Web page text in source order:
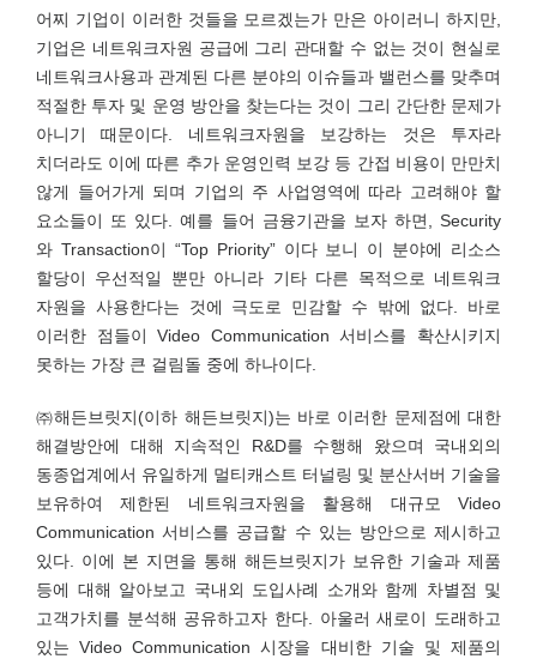
어찌 기업이 이러한 것들을 모르겠는가 만은 아이러니 하지만,
기업은 네트워크자원 공급에 그리 관대할 수 없는 것이 현실로
네트워크사용과 관계된 다른 분야의 이슈들과 밸런스를 맞추며
적절한 투자 및 운영 방안을 찾는다는 것이 그리 간단한 문제가
아니기 때문이다. 네트워크자원을 보강하는 것은 투자라
치더라도 이에 따른 추가 운영인력 보강 등 간접 비용이 만만치
않게 들어가게 되며 기업의 주 사업영역에 따라 고려해야 할
요소들이 또 있다. 예를 들어 금융기관을 보자 하면, Security
와 Transaction이 “Top Priority” 이다 보니 이 분야에 리소스
할당이 우선적일 뿐만 아니라 기타 다른 목적으로 네트워크
자원을 사용한다는 것에 극도로 민감할 수 밖에 없다. 바로
이러한 점들이 Video Communication 서비스를 확산시키지
못하는 가장 큰 걸림돌 중에 하나이다.
㈜해든브릿지(이하 해든브릿지)는 바로 이러한 문제점에 대한
해결방안에 대해 지속적인 R&D를 수행해 왔으며 국내외의
동종업계에서 유일하게 멀티캐스트 터널링 및 분산서버 기술을
보유하여 제한된 네트워크자원을 활용해 대규모 Video
Communication 서비스를 공급할 수 있는 방안으로 제시하고
있다. 이에 본 지면을 통해 해든브릿지가 보유한 기술과 제품
등에 대해 알아보고 국내외 도입사례 소개와 함께 차별점 및
고객가치를 분석해 공유하고자 한다. 아울러 새로이 도래하고
있는 Video Communication 시장을 대비한 기술 및 제품의